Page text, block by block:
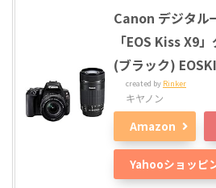
Canon デジタル
「EOS Kiss X9
(ブラック)
created by Rinker
キヤノン
Amazon
Yahooショッピ